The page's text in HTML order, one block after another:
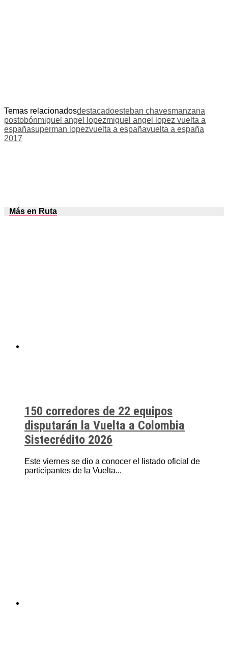
Temas relacionadosdestacadoesteban chavesmanzana
postobónmiguel angel lopezmiguel angel lopez vuelta a
españasuperman lopezvuelta a españavuelta a españa
2017
Más en Ruta
150 corredores de 22 equipos
disputarán la Vuelta a Colombia
Sistecrédito 2026
Este viernes se dio a conocer el listado oficial de
participantes de la Vuelta...